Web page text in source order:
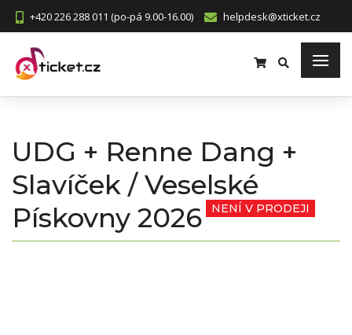
+420 226 288 011 (po-pá 9.00-16.00) helpdesk@xticket.cz
UDG + Renne Dang +
Slavíček / Veselské
Pískovny 2026
NENÍ V PRODEJI